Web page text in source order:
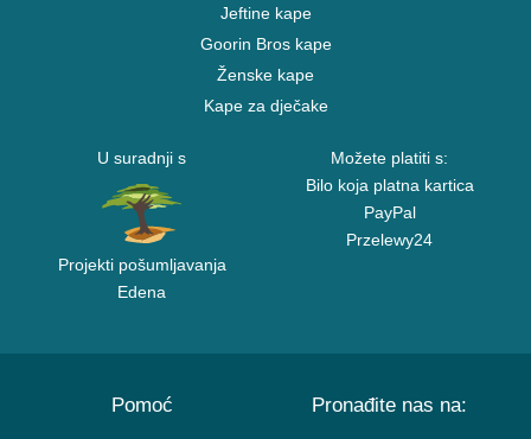
Jeftine kape
Goorin Bros kape
Ženske kape
Kape za dječake
U suradnji s
Projekti pošumljavanja
Edena
Možete platiti s:
Bilo koja platna kartica
PayPal
Przelewy24
Pomoć Pronađite nas na: